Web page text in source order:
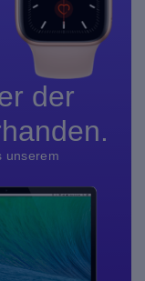
der
unserem